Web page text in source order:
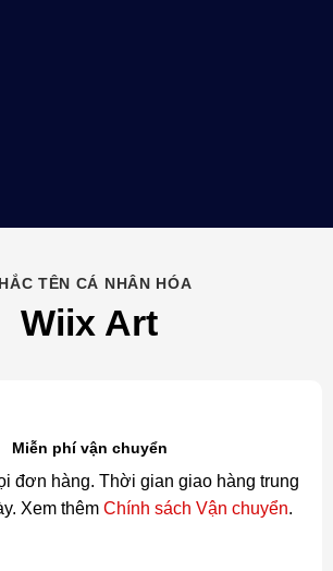
TÊN CÁ NHÂN HÓA
Wiix Art
Miễn phí vận chuyển
đơn hàng. Thời gian giao hàng trung
Xem thêm Chính sách Vận chuyển.